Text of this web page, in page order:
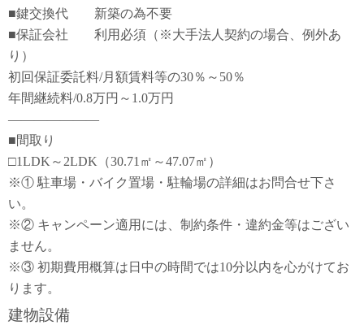
■鍵交換代 新築の為不要
■保証会社 利用必須（※大手法人契約の場合、例外あ
り）
初回保証委託料/月額賃料等の30％～50％
年間継続料/0.8万円～1.0万円
―――――――
■間取り
□1LDK～2LDK（30.71㎡～47.07㎡）
※① 駐車場・バイク置場・駐輪場の詳細はお問合せ下さ
い。
※② キャンペーン適用には、制約条件・違約金等はござい
ません。
※③ 初期費用概算は日中の時間では10分以内を心がけてお
ります。
建物設備